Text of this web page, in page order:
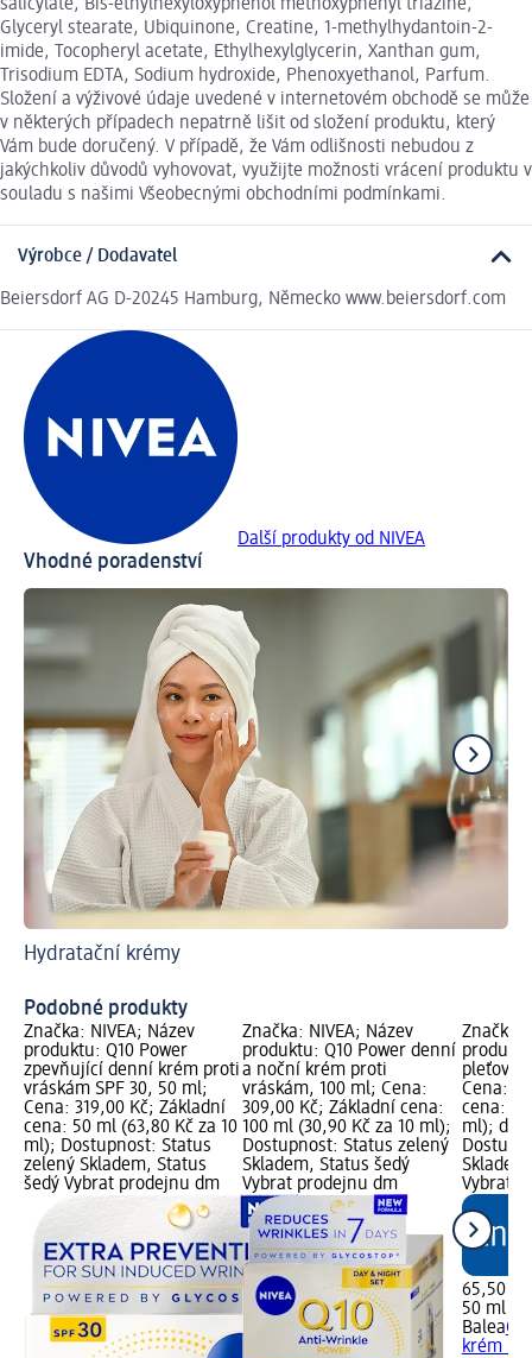
salicylate, Bis-ethylhexyloxyphenol methoxyphenyl triazine,
Glyceryl stearate, Ubiquinone, Creatine, 1-methylhydantoin-2-
imide, Tocopheryl acetate, Ethylhexylglycerin, Xanthan gum,
Trisodium EDTA, Sodium hydroxide, Phenoxyethanol, Parfum.
Složení a výživové údaje uvedené v internetovém obchodě se může
v některých případech nepatrně lišit od složení produktu, který
Vám bude doručený. V případě, že Vám odlišnosti nebudou z
jakýchkoliv důvodů vyhovovat, využijte možnosti vrácení produktu v
souladu s našimi Všeobecnými obchodními podmínkami.
Výrobce / Dodavatel
Beiersdorf AG D-20245 Hamburg, Německo www.beiersdorf.com
Další produkty od NIVEA
Vhodné poradenství
Hydratační krémy
Podobné produkty
Značka: NIVEA; Název
produktu: Q10 Power
zpevňující denní krém proti
vráskám SPF 30, 50 ml;
Cena: 319,00 Kč; Základní
cena: 50 ml (63,80 Kč za 10
ml); Dostupnost: Status
zelený Skladem, Status
šedý Vybrat prodejnu dm
Značka: NIVEA; Název
produktu: Q10 Power denní
a noční krém proti
vráskám, 100 ml; Cena:
309,00 Kč; Základní cena:
100 ml (30,90 Kč za 10 ml);
Dostupnost: Status zelený
Skladem, Status šedý
Vybrat prodejnu dm
Značka:
pleťový
Cena:
cena: 50
ml); dm
Vybrat
65,50 Kč
50 ml
Balea
krém